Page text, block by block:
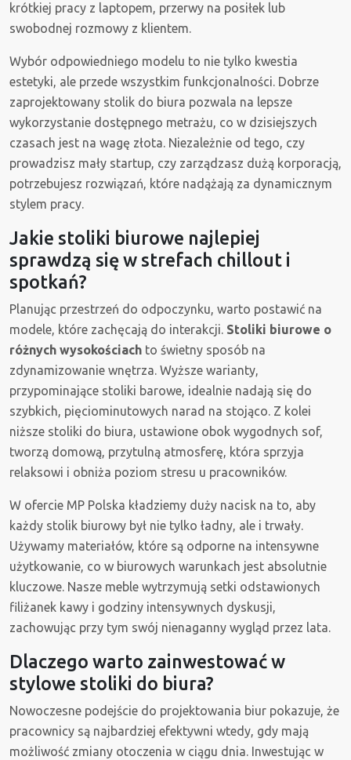
krótkiej pracy z laptopem, przerwy na posiłek lub
swobodnej rozmowy z klientem.
Wybór odpowiedniego modelu to nie tylko kwestia
estetyki, ale przede wszystkim funkcjonalności. Dobrze
zaprojektowany stolik do biura pozwala na lepsze
wykorzystanie dostępnego metrażu, co w dzisiejszych
czasach jest na wagę złota. Niezależnie od tego, czy
prowadzisz mały startup, czy zarządzasz dużą korporacją,
potrzebujesz rozwiązań, które nadążają za dynamicznym
stylem pracy.
Jakie stoliki biurowe najlepiej
sprawdzą się w strefach chillout i
spotkań?
Planując przestrzeń do odpoczynku, warto postawić na
modele, które zachęcają do interakcji. Stoliki biurowe o
różnych wysokościach to świetny sposób na
zdynamizowanie wnętrza. Wyższe warianty,
przypominające stoliki barowe, idealnie nadają się do
szybkich, pięciominutowych narad na stojąco. Z kolei
niższe stoliki do biura, ustawione obok wygodnych sof,
tworzą domową, przytulną atmosferę, która sprzyja
relaksowi i obniża poziom stresu u pracowników.
W ofercie MP Polska kładziemy duży nacisk na to, aby
każdy stolik biurowy był nie tylko ładny, ale i trwały.
Używamy materiałów, które są odporne na intensywne
użytkowanie, co w biurowych warunkach jest absolutnie
kluczowe. Nasze meble wytrzymują setki odstawionych
filiżanek kawy i godziny intensywnych dyskusji,
zachowując przy tym swój nienaganny wygląd przez lata.
Dlaczego warto zainwestować w
stylowe stoliki do biura?
Nowoczesne podejście do projektowania biur pokazuje, że
pracownicy są najbardziej efektywni wtedy, gdy mają
możliwość zmiany otoczenia w ciągu dnia. Inwestując w